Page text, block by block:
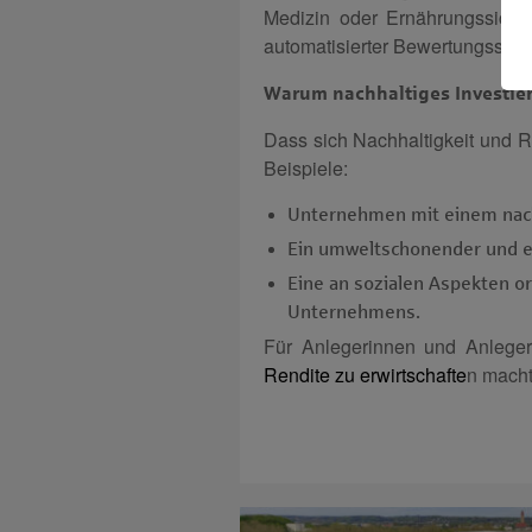
Medizin oder
automatisierter
Warum nachhaltiges
Dass sich Nachhaltigkeit und
Beispiele:
Unternehmen mit einem
Ein umweltschonender und
Eine an sozialen Aspekten
Unternehmens.
Für Anlegerinnen und
Rendite zu erwirtschaften